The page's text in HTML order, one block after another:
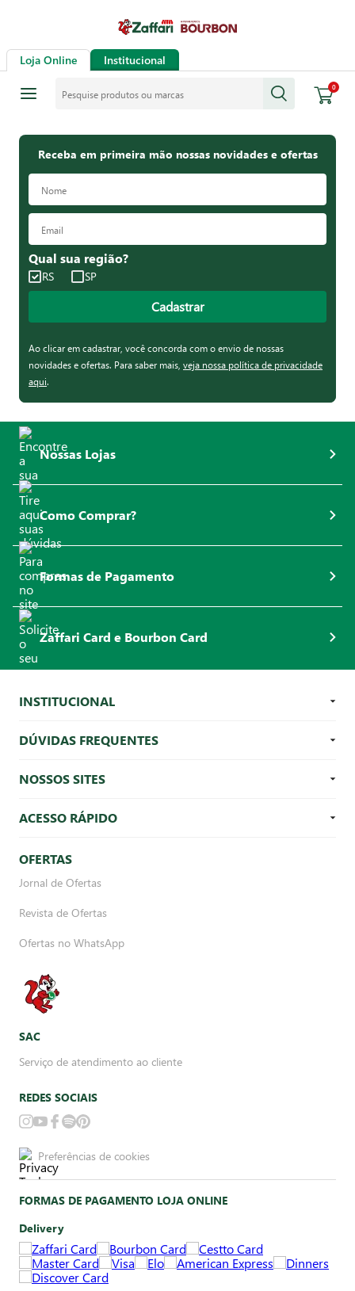
Loja Online Institucional
0
Receba em primeira mão nossas novidades e ofertas
Qual sua região?
RS SP
Cadastrar
Ao clicar em cadastrar, você concorda com o envio de nossas
novidades e ofertas. Para saber mais, veja nossa política de privacidade
aqui.
Nossas Lojas
Como Comprar?
Formas de Pagamento
Zaffari Card e Bourbon Card
INSTITUCIONAL
DÚVIDAS FREQUENTES
NOSSOS SITES
ACESSO RÁPIDO
OFERTAS
Jornal de Ofertas
Revista de Ofertas
Ofertas no WhatsApp
SAC
Serviço de atendimento ao cliente
REDES SOCIAIS
Preferências de cookies
FORMAS DE PAGAMENTO LOJA ONLINE
Delivery